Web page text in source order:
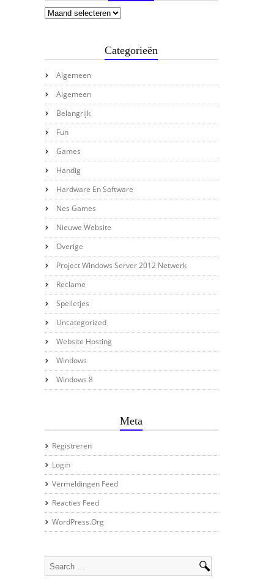
Categorieën
Algemeen
Algemeen
Belangrijk
Fun
Games
Handig
Hardware En Software
Nes Games
Nieuwe Website
Overige
Project Windows Server 2012 Netwerk
Reclame
Spelletjes
Uncategorized
Website Hosting
Windows
Windows 8
Meta
Registreren
Login
Vermeldingen Feed
Reacties Feed
WordPress.org